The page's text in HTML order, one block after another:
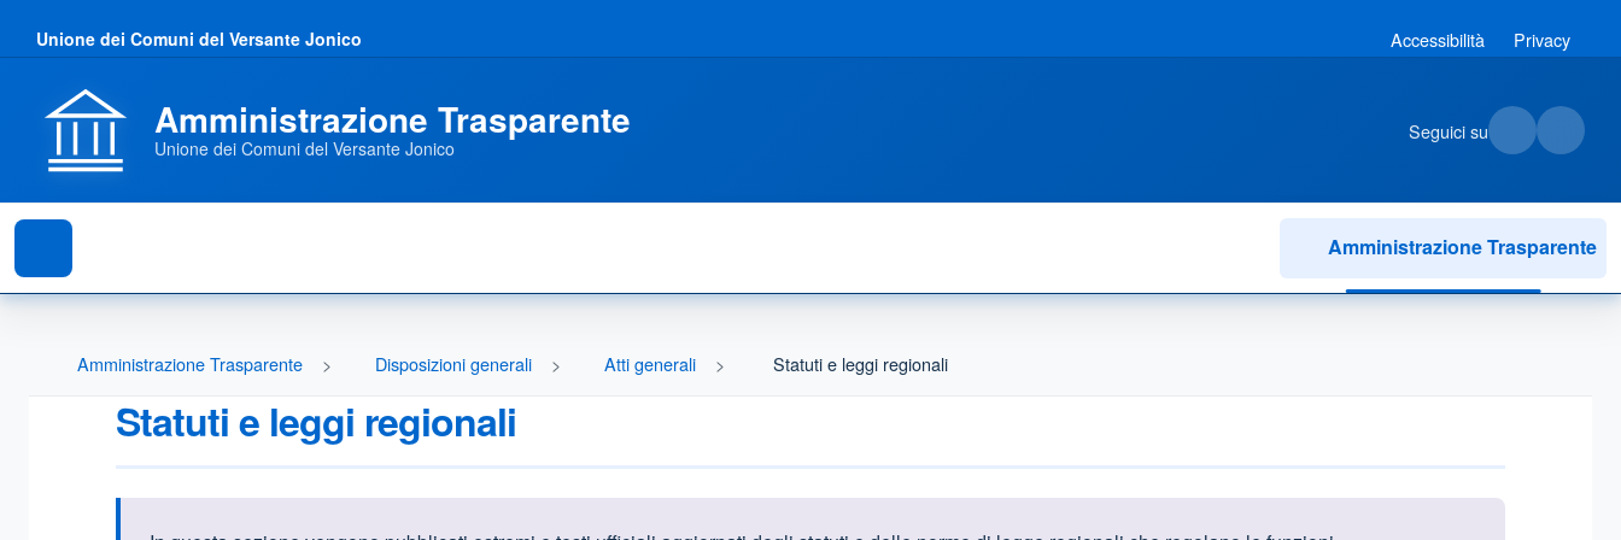
Unione dei Comuni del Versante Jonico Accessibilità Privacy
Amministrazione Trasparente
Unione dei Comuni del Versante Jonico
Seguici su
Amministrazione Trasparente
Amministrazione Trasparente Disposizioni generali Atti generali Statuti e leggi regionali
Statuti e leggi regionali